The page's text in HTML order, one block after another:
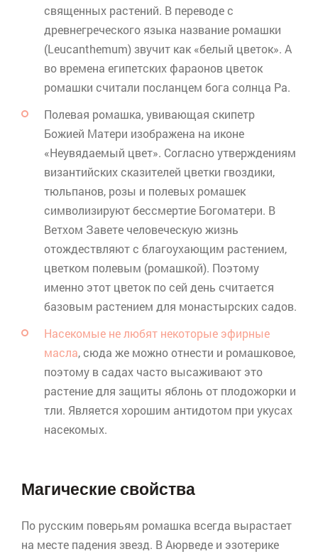
священных растений. В переводе с
древнегреческого языка название ромашки
(Leucanthemum) звучит как «белый цветок». А
во времена египетских фараонов цветок
ромашки считали посланцем бога солнца Ра.
Полевая ромашка, увивающая скипетр
Божией Матери изображена на иконе
«Неувядаемый цвет». Согласно утверждениям
византийских сказителей цветки гвоздики,
тюльпанов, розы и полевых ромашек
символизируют бессмертие Богоматери. В
Ветхом Завете человеческую жизнь
отождествляют с благоухающим растением,
цветком полевым (ромашкой). Поэтому
именно этот цветок по сей день считается
базовым растением для монастырских садов.
Насекомые не любят некоторые эфирные
масла, сюда же можно отнести и ромашковое,
поэтому в садах часто высаживают это
растение для защиты яблонь от плодожорки и
тли. Является хорошим антидотом при укусах
насекомых.
Магические свойства
По русским поверьям ромашка всегда вырастает
на месте падения звезд. ВАюрведе и эзотерике